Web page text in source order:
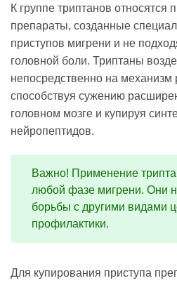
К группе триптанов относятся
препараты, созданные
приступов мигрени и не
головной боли. Триптаны
непосредственно на механизм
способствуя сужению
головном мозге и купируя
нейропептидов.
Важно! Применение
любой фазе мигрени. Они
борьбы с другими видами
профилактики.
Для купирования приступа